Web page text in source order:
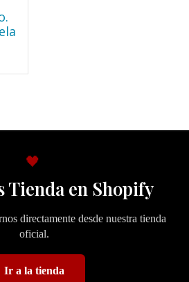
🖤
Tienda en Shopify
directamente desde nuestra tienda
oficial.
Ir a la tienda